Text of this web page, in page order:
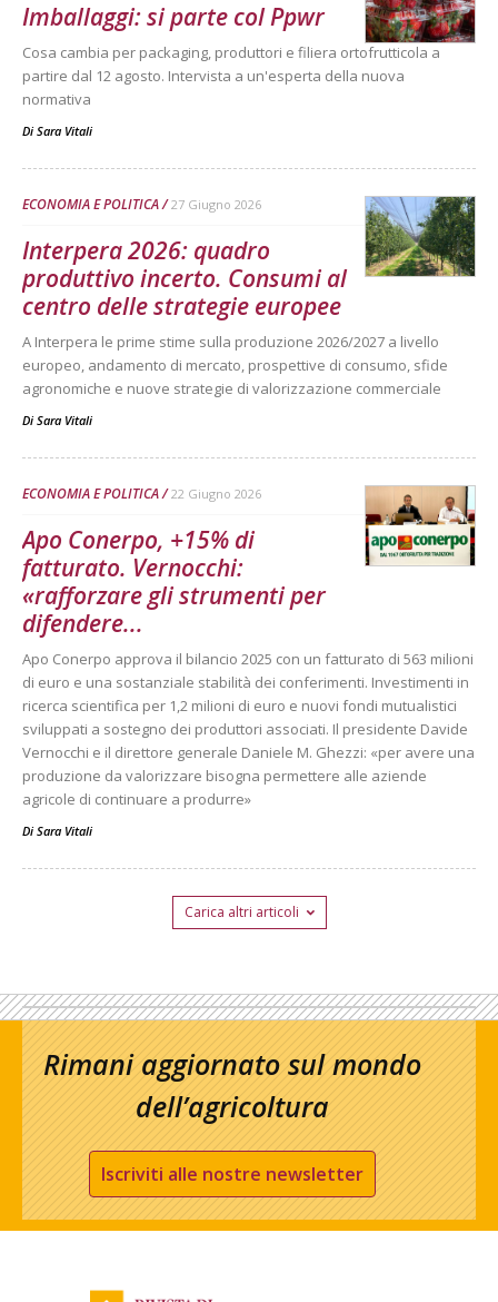
Imballaggi: si parte col Ppwr
Cosa cambia per packaging, produttori e filiera ortofrutticola a
partire dal 12 agosto. Intervista a un'esperta della nuova
normativa
Di Sara Vitali
ECONOMIA E POLITICA 27 Giugno 2026
Interpera 2026: quadro
produttivo incerto. Consumi al
centro delle strategie europee
A Interpera le prime stime sulla produzione 2026/2027 a livello
europeo, andamento di mercato, prospettive di consumo, sfide
agronomiche e nuove strategie di valorizzazione commerciale
Di Sara Vitali
ECONOMIA E POLITICA 22 Giugno 2026
Apo Conerpo, +15% di
fatturato. Vernocchi:
«rafforzare gli strumenti per
difendere...
Apo Conerpo approva il bilancio 2025 con un fatturato di 563 milioni
di euro e una sostanziale stabilità dei conferimenti. Investimenti in
ricerca scientifica per 1,2 milioni di euro e nuovi fondi mutualistici
sviluppati a sostegno dei produttori associati. Il presidente Davide
Vernocchi e il direttore generale Daniele M. Ghezzi: «per avere una
produzione da valorizzare bisogna permettere alle aziende
agricole di continuare a produrre»
Di Sara Vitali
Carica altri articoli
Rimani aggiornato sul mondo
dell’agricoltura
Iscriviti alle nostre newsletter